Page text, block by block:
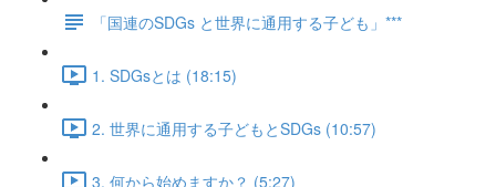
「国連のSDGs と世界に通用する子ども」***
1. SDGsとは (18:15)
2. 世界に通用する子どもとSDGs (10:57)
3. 何から始めますか？ (5:27)